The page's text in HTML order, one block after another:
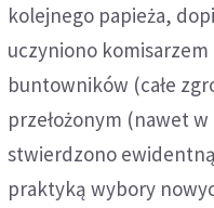
kolejnego papieża,
uczyniono
buntowników (całe
przełożonym (nawet
stwierdzono
praktyką wybory